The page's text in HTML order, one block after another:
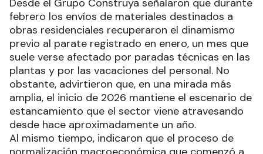
Desde el Grupo Construya señalaron que durante
febrero los envíos de materiales destinados a
obras residenciales recuperaron el dinamismo
previo al parate registrado en enero, un mes que
suele verse afectado por paradas técnicas en las
plantas y por las vacaciones del personal. No
obstante, advirtieron que, en una mirada más
amplia, el inicio de 2026 mantiene el escenario de
estancamiento que el sector viene atravesando
desde hace aproximadamente un año.
Al mismo tiempo, indicaron que el proceso de